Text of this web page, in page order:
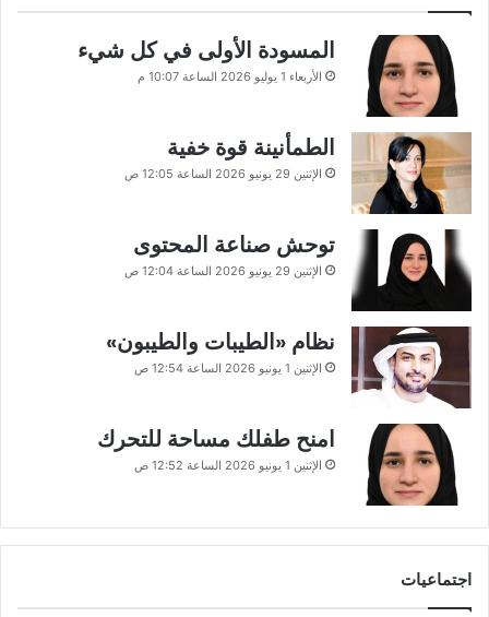
المسودة الأولى في كل شيء
الأربعاء 1 يوليو 2026 الساعة 10:07 م
الطمأنينة قوة خفية
الإثنين 29 يونيو 2026 الساعة 12:05 ص
توحش صناعة المحتوى
الإثنين 29 يونيو 2026 الساعة 12:04 ص
نظام «الطيبات والطيبون»
الإثنين 1 يونيو 2026 الساعة 12:54 ص
امنح طفلك مساحة للتحرك
الإثنين 1 يونيو 2026 الساعة 12:52 ص
اجتماعيات